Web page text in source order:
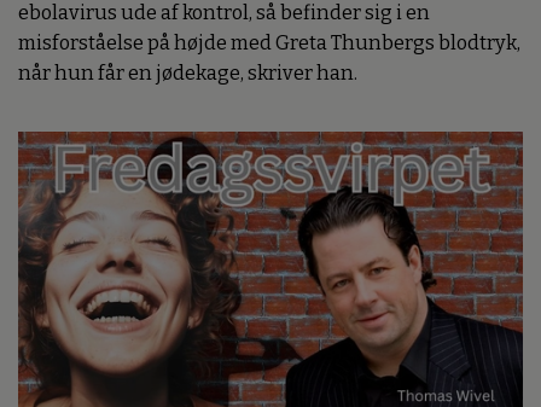
ebolavirus ude af kontrol, så befinder sig i en
misforståelse på højde med Greta Thunbergs blodtryk,
når hun får en jødekage, skriver han.